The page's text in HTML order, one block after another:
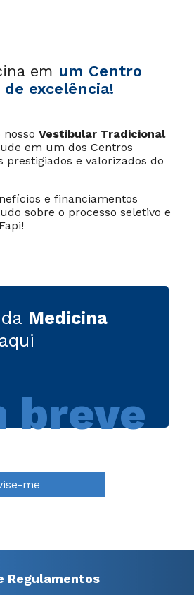
em um Centro
excelência!
Vestibular Tradicional
em um dos Centros
prestigiados e valorizados do
e financiamentos
sobre o processo seletivo e
Medicina
breve
me
Regulamentos